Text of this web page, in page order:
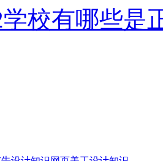
校有哪些是